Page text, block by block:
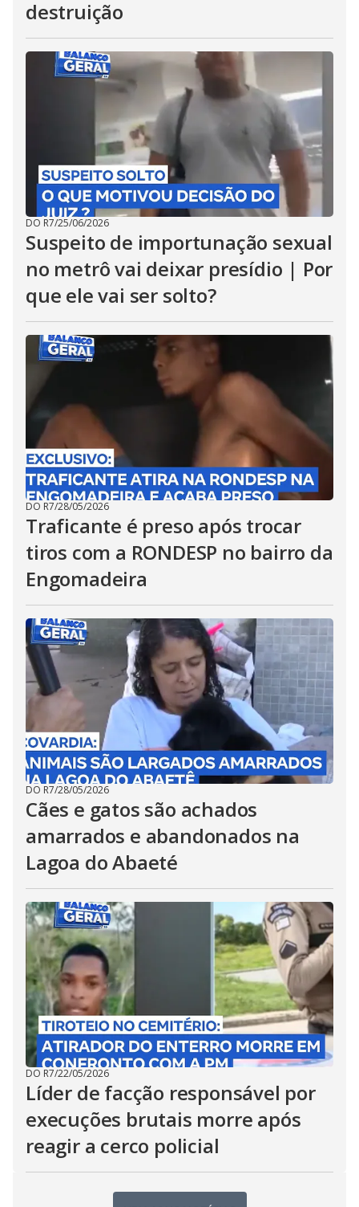
destruição
DO R7/25/06/2026
Suspeito de importunação sexual
no metrô vai deixar presídio | Por
que ele vai ser solto?
DO R7/28/05/2026
Traficante é preso após trocar
tiros com a RONDESP no bairro da
Engomadeira
DO R7/28/05/2026
Cães e gatos são achados
amarrados e abandonados na
Lagoa do Abaeté
DO R7/22/05/2026
Líder de facção responsável por
execuções brutais morre após
reagir a cerco policial